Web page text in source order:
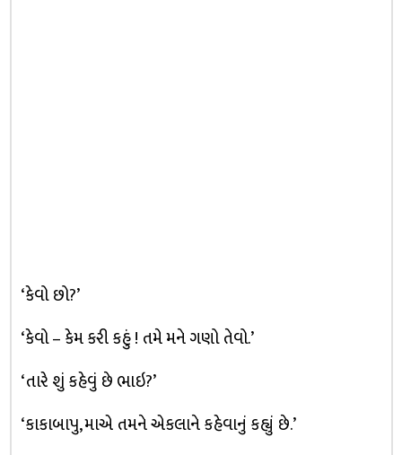
‘કેવો છો?’
‘કેવો – કેમ કરી કહું ! તમે મને ગણો તેવો.’
‘તારે શું કહેવું છે ભાઇ?’
‘કાકાબાપુ, માએ તમને એકલાને કહેવાનું કહ્યું છે.’